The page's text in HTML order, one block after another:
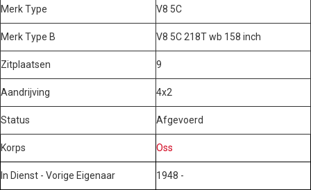
Merk Type V8 5C
Merk Type B V8 5C 218T wb 158 inch
Zitplaatsen 9
Aandrijving 4x2
Status Afgevoerd
Korps Oss
In Dienst - Vorige Eigenaar 1948 -